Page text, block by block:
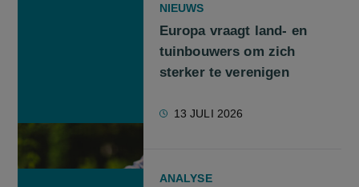
NIEUWS
Europa vraagt land- en
tuinbouwers om zich
sterker te verenigen
13 JULI 2026
ANALYSE